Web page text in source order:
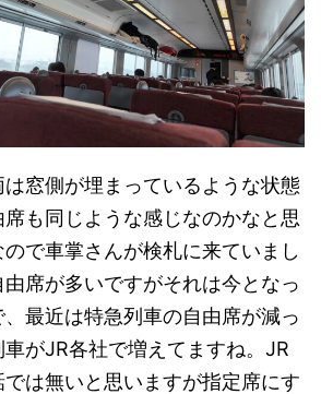
窓側が埋まっているような状態
も同じような感じなのかなと思
で車掌さんが検札に来ていまし
席が多いですがそれは今となっ
最近は特急列車の自由席が減っ
がJR各社で増えてますね。JR
は無いと思いますが指定席にす